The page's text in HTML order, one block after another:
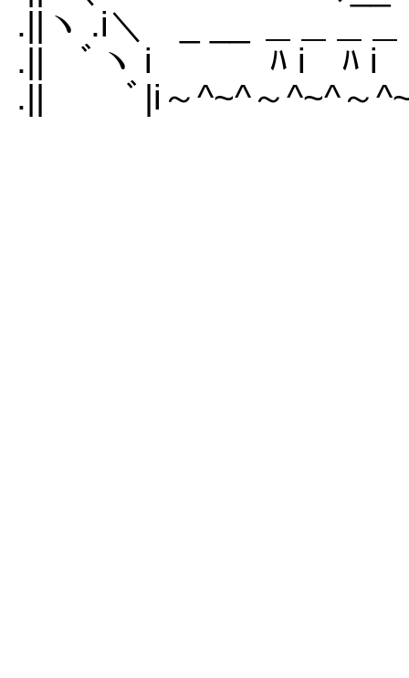
.||ヽ .i＼ _ __ ＿＿
.|| ﾞヽ i ﾊ i ﾊ i
.|| ﾞ|i～^~^～^~^～